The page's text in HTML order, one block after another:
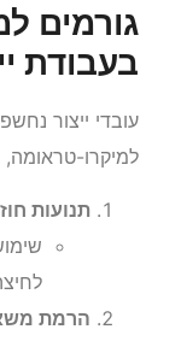
גורמים
בעבודת
עובדי ייצור
למיקרו-טראומה,
תנועות
הרמת